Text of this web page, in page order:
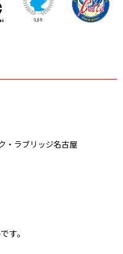
・ラブリッジ名古屋
す。